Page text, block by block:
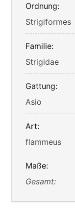
Ordnung:
Strigiformes
Familie:
Strigidae
Gattung:
Asio
Art:
flammeus
Maße:
Gesamt: